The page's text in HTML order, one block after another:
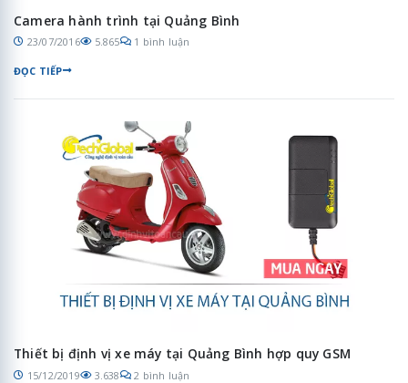
Camera hành trình tại Quảng Bình
23/07/2016 5.865 1 bình luận
ĐỌC TIẾP
Thiết bị định vị xe máy tại Quảng Bình hợp quy GSM
15/12/2019 3.638 2 bình luận